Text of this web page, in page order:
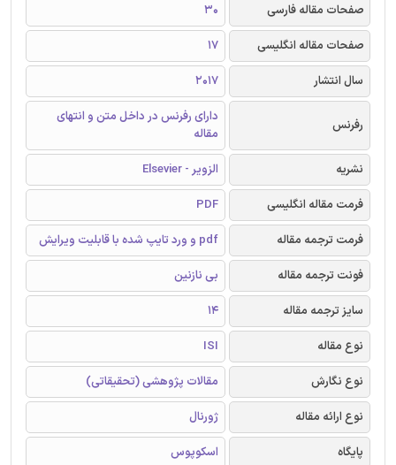
صفحات مقاله فارسی
30
صفحات مقاله انگلیسی
17
سال انتشار
2017
رفرنس
دارای رفرنس در داخل متن و انتهای
مقاله
نشریه
الزویر - Elsevier
فرمت مقاله انگلیسی
PDF
فرمت ترجمه مقاله
pdf و ورد تایپ شده با قابلیت ویرایش
فونت ترجمه مقاله
بی نازنین
سایز ترجمه مقاله
14
نوع مقاله
ISI
نوع نگارش
مقالات پژوهشی (تحقیقاتی)
نوع ارائه مقاله
ژورنال
پایگاه
اسکوپوس